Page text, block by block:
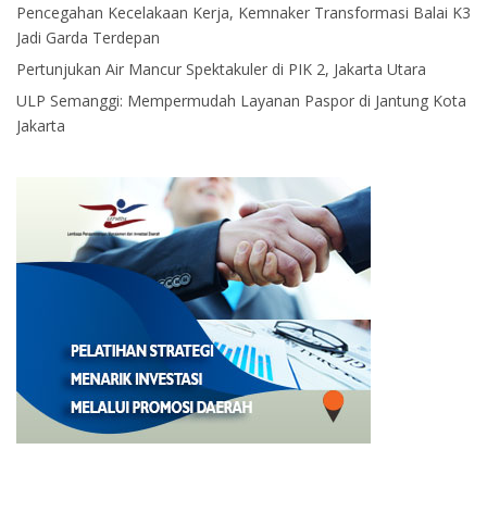
Pencegahan Kecelakaan Kerja, Kemnaker Transformasi Balai K3
Jadi Garda Terdepan
Pertunjukan Air Mancur Spektakuler di PIK 2, Jakarta Utara
ULP Semanggi: Mempermudah Layanan Paspor di Jantung Kota
Jakarta